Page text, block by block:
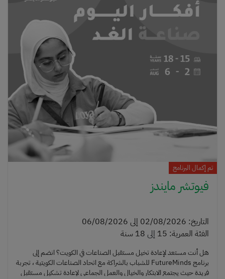
تم إكمال البرنامج
فيوتشر مايندز
التاريخ:
02/08/2026 إلى 06/08/2026
الفئة العمرية:
15 إلى 18 سنة
هل أنت مستعد لإعادة تخيل مستقبل الصناعات في الكويت؟ انضم إلى
برنامج FutureMinds للشباب بالشراكة مع اتحاد الصناعات الكويتية ، تجربة
فريدة حيث يجتمع الابتكار والخيال والعمل الجماعي لإعادة تشكيل مستقبل